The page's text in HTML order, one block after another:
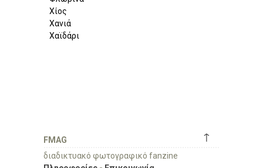
Χίος
Χανιά
Χαϊδάρι
↑
FMAG
διαδικτυακό φωτογραφικό fanzine